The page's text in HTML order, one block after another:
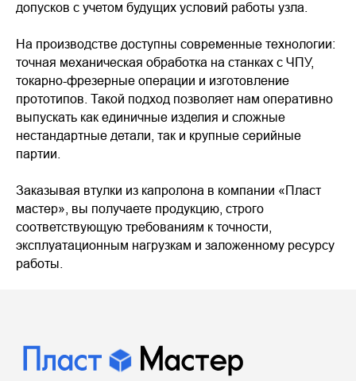
допусков с учетом будущих условий работы узла.
На производстве доступны современные технологии:
точная механическая обработка на станках с ЧПУ,
токарно-фрезерные операции и изготовление
прототипов. Такой подход позволяет нам оперативно
выпускать как единичные изделия и сложные
нестандартные детали, так и крупные серийные
партии.
Заказывая втулки из капролона в компании «Пласт
мастер», вы получаете продукцию, строго
соответствующую требованиям к точности,
эксплуатационным нагрузкам и заложенному ресурсу
работы.